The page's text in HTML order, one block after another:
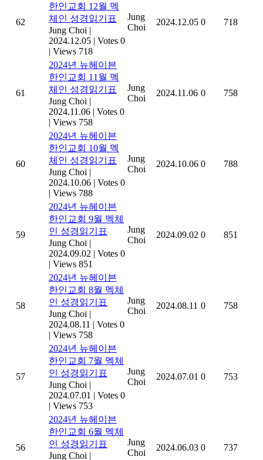
62
한인교회 12월 멕
체인 성경읽기표
Jung Choi |
2024.12.05 | Votes 0
| Views 718
Jung
Choi
2024.12.05 0 718
61
2024년 뉴헤이븐
한인교회 11월 멕
체인 성경읽기표
Jung Choi |
2024.11.06 | Votes 0
| Views 758
Jung
Choi
2024.11.06 0 758
60
2024년 뉴헤이븐
한인교회 10월 멕
체인 성경읽기표
Jung Choi |
2024.10.06 | Votes 0
| Views 788
Jung
Choi
2024.10.06 0 788
59
2024년 뉴헤이븐
한인교회 9월 멕체
인 성경읽기표
Jung Choi |
2024.09.02 | Votes 0
| Views 851
Jung
Choi
2024.09.02 0 851
58
2024년 뉴헤이븐
한인교회 8월 멕체
인 성경읽기표
Jung Choi |
2024.08.11 | Votes 0
| Views 758
Jung
Choi
2024.08.11 0 758
57
2024년 뉴헤이븐
한인교회 7월 멕체
인 성경읽기표
Jung Choi |
2024.07.01 | Votes 0
| Views 753
Jung
Choi
2024.07.01 0 753
56
2024년 뉴헤이븐
한인교회 6월 멕체
인 성경읽기표
Jung Choi |
Jung
Choi
2024.06.03 0 737